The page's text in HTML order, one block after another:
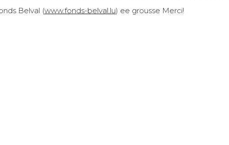
Belval (www.fonds-belval.lu) ee grousse Merci!